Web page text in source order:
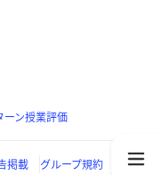
ーン授業評価
掲載
グループ規約